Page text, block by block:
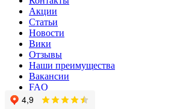
Акции
Статьи
Новости
Вики
Отзывы
Наши преимущества
Вакансии
FAQ